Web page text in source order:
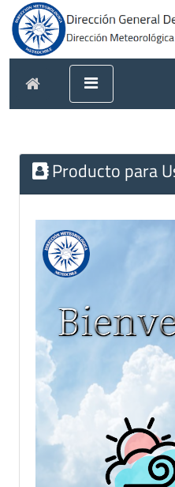
Producto para